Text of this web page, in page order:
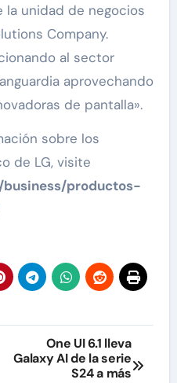
unidad de negocios
Company.
al sector
aprovechando
de pantalla».
sobre los
de LG, visite
productos-
One UI 6.1 lleva
Galaxy AI de la serie
S24 a más